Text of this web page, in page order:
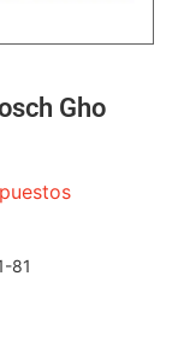
Gho
81